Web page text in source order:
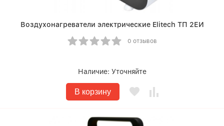
Воздухонагреватели электрические Elitech ТП 2ЕИ
0 отзывов
Наличие: Уточняйте
В корзину